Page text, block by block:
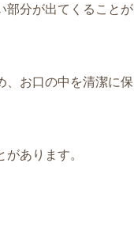
部分が出てくることが
、お口の中を清潔に保
あります。